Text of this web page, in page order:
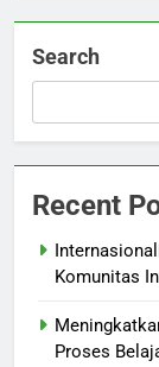
Search
Recent
Komunitas
Proses